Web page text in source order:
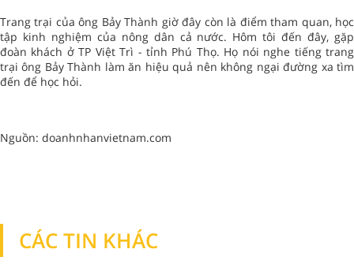
Trang trại của ông Bảy Thành giờ đây còn là điểm tham quan, học
tập kinh nghiệm của nông dân cả nước. Hôm tôi đến đây, gặp
đoàn khách ở TP Việt Trì - tỉnh Phú Thọ. Họ nói nghe tiếng trang
trại ông Bảy Thành làm ăn hiệu quả nên không ngại đường xa tìm
đến để học hỏi.
Nguồn: doanhnhanvietnam.com
CÁC TIN KHÁC